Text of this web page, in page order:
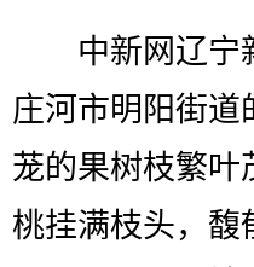
中新网辽宁
庄河市明阳街道
茏的果树枝繁叶
桃挂满枝头，馥